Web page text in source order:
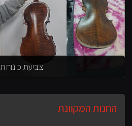
צביעת כינורות
החנות המקוונת